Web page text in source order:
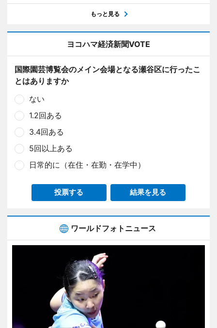
もっと見る
ヨコハマ経済新聞VOTE
国際園芸博覧会のメイン会場となる瀬谷区に行ったこ
とはありますか
ない
1.2回ある
3.4回ある
5回以上ある
日常的に（在住・在勤・在学中）
投票する 結果を見る
ワールドフォトニュース